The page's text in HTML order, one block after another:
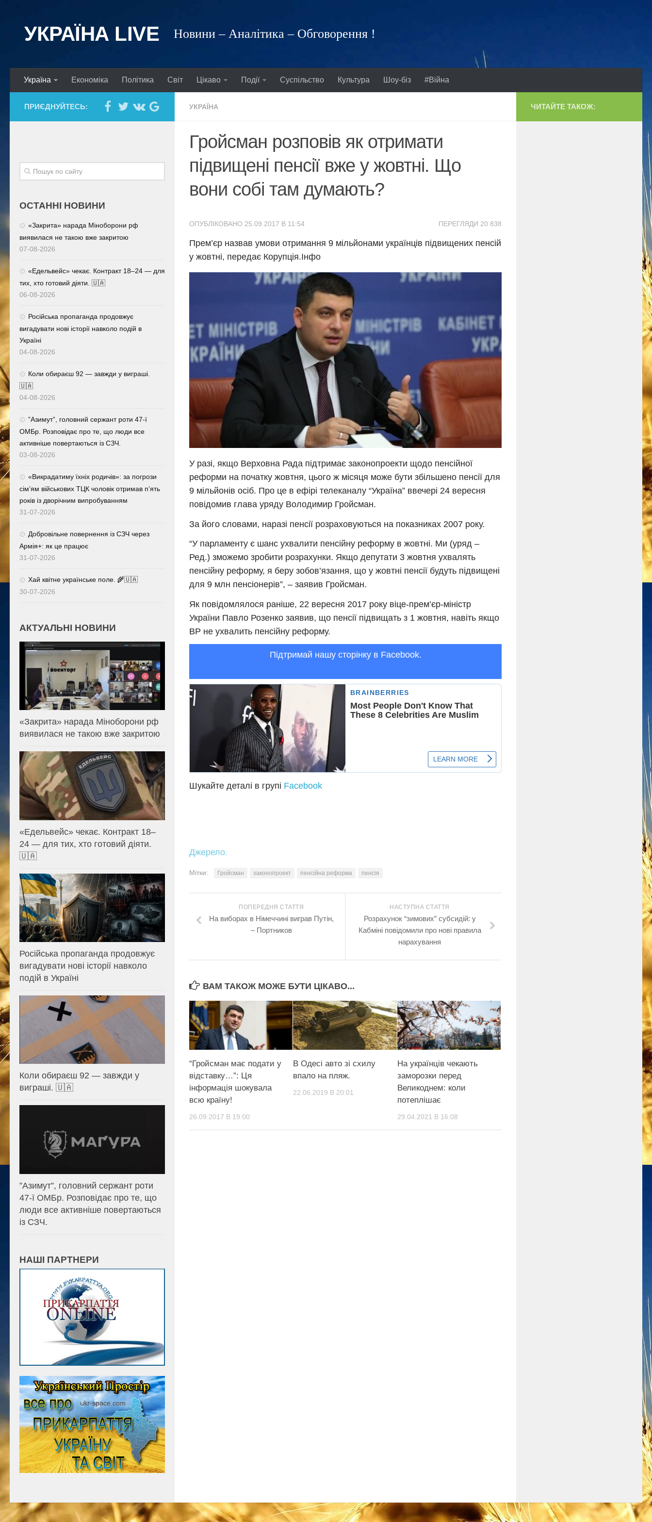
УКРАЇНА LIVE Новини – Аналітика – Обговорення !
Україна Економіка Політика Світ Цікаво Події Суспільство Культура Шоу-біз #Війна
УКРАЇНА
Гройсман розповів як отримати
підвищені пенсії вже у жовтні. Що
вони собі там думають?
ПЕРЕГЛЯДИ 20 838
ОПУБЛІКОВАНО 25.09.2017 В 11:54
Прем’єр назвав умови отримання 9 мільйонами українців підвищених пенсій
у жовтні, передає Корупція.Інфо
У разі, якщо Верховна Рада підтримає законопроекти щодо пенсійної
реформи на початку жовтня, цього ж місяця може бути збільшено пенсії для
9 мільйонів осіб. Про це в ефірі телеканалу “Україна” ввечері 24 вересня
повідомив глава уряду Володимир Гройсман.
За його словами, наразі пенсії розраховуються на показниках 2007 року.
“У парламенту є шанс ухвалити пенсійну реформу в жовтні. Ми (уряд –
Ред.) зможемо зробити розрахунки. Якщо депутати 3 жовтня ухвалять
пенсійну реформу, я беру зобов’язання, що у жовтні пенсії будуть підвищені
для 9 млн пенсіонерів”, – заявив Гройсман.
Як повідомлялося раніше, 22 вересня 2017 року віце-прем’єр-міністр
України Павло Розенко заявив, що пенсії підвищать з 1 жовтня, навіть якщо
ВР не ухвалить пенсійну реформу.
Підтримай нашу сторінку в Facebook.
Шукайте деталі в групі Facebook
Джерело.
Мітки: Гройсман законопроект пенсійна реформа пенсія
НАСТУПНА СТАТТЯ
Розрахунок “зимових” субсидій: у
Кабміні повідомили про нові правила
нарахування
ПОПЕРЕДНЯ СТАТТЯ
На виборах в Німеччині виграв Путін,
– Портников
ВАМ ТАКОЖ МОЖЕ БУТИ ЦІКАВО...
“Гройсман має подати у
відставку…”: Ця
інформація шокувала
всю країну!
26.09.2017 В 19:00
В Одесі авто зі схилу
впало на пляж.
22.06.2019 В 20:01
На українців чекають
заморозки перед
Великоднем: коли
потеплішає
29.04.2021 В 16:08
ПРИЄДНУЙТЕСЬ:
ОСТАННІ НОВИНИ
«Закрита» нарада Міноборони рф
виявилася не такою вже закритою
07-08-2026
«Едельвейс» чекає. Контракт 18–24 — для
тих, хто готовий діяти. 🇺🇦
06-08-2026
Російська пропаганда продовжує
вигадувати нові історії навколо подій в
Україні
04-08-2026
Коли обираєш 92 — завжди у виграші.
🇺🇦
04-08-2026
⁨”Азимут”, головний сержант роти 47-ї
ОМБр. Розповідає про те, що люди все
активніше повертаються із СЗЧ.
03-08-2026
«Викрадатиму їхніх родичів»: за погрози
сім’ям військових ТЦК чоловік отримав п’ять
років із дворічним випробуванням
31-07-2026
Добровільне повернення із СЗЧ через
Армія+: як це працює
31-07-2026
Хай квітне українське поле. 🌾🇺🇦
30-07-2026
АКТУАЛЬНІ НОВИНИ
«Закрита» нарада Міноборони рф
виявилася не такою вже закритою
«Едельвейс» чекає. Контракт 18–
24 — для тих, хто готовий діяти.
🇺🇦
Російська пропаганда продовжує
вигадувати нові історії навколо
подій в Україні
Коли обираєш 92 — завжди у
виграші. 🇺🇦
⁨”Азимут”, головний сержант роти
47-ї ОМБр. Розповідає про те, що
люди все активніше повертаються
із СЗЧ.
НАШІ ПАРТНЕРИ
ЧИТАЙТЕ ТАКОЖ: